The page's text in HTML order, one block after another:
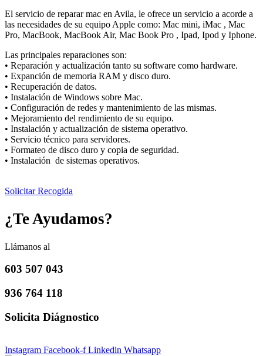
El servicio de reparar mac en Avila, le ofrece un servicio a acorde a
las necesidades de su equipo Apple como: Mac mini, iMac , Mac
Pro, MacBook, MacBook Air, Mac Book Pro , Ipad, Ipod y Iphone.
Las principales reparaciones son:
• Reparación y actualización tanto su software como hardware.
• Expanción de memoria RAM y disco duro.
• Recuperación de datos.
• Instalación de Windows sobre Mac.
• Configuración de redes y mantenimiento de las mismas.
• Mejoramiento del rendimiento de su equipo.
• Instalación y actualización de sistema operativo.
• Servicio técnico para servidores.
• Formateo de disco duro y copia de seguridad.
• Instalación de sistemas operativos.
Solicitar Recogida
¿Te Ayudamos?
Llámanos al
603 507 043
936 764 118
Solicita Diágnostico
Instagram Facebook-f Linkedin Whatsapp